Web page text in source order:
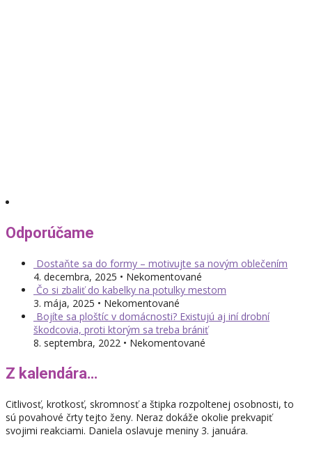
Odporúčame
Dostaňte sa do formy – motivujte sa novým oblečením
4. decembra, 2025 • Nekomentované
Čo si zbaliť do kabelky na potulky mestom
3. mája, 2025 • Nekomentované
Bojíte sa ploštíc v domácnosti? Existujú aj iní drobní
škodcovia, proti ktorým sa treba brániť
8. septembra, 2022 • Nekomentované
Z kalendára…
Citlivosť, krotkosť, skromnosť a štipka rozpoltenej osobnosti, to
sú povahové črty tejto ženy. Neraz dokáže okolie prekvapiť
svojimi reakciami. Daniela oslavuje meniny 3. januára.